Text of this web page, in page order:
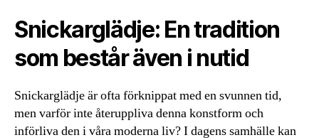
Snickarglädje: En tradition
som består även i nutid
Snickarglädje är ofta förknippat med en svunnen tid,
men varför inte återuppliva denna konstform och
införliva den i våra moderna liv? I dagens samhälle kan